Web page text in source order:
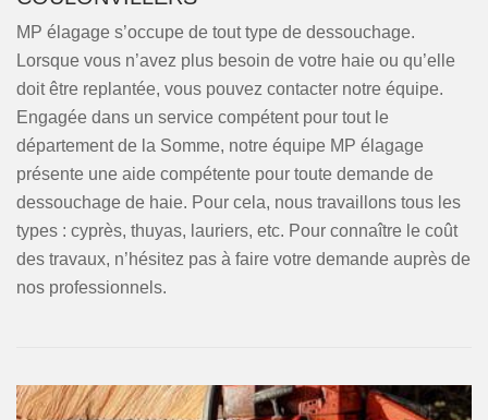
MP élagage s’occupe de tout type de dessouchage.
Lorsque vous n’avez plus besoin de votre haie ou qu’elle
doit être replantée, vous pouvez contacter notre équipe.
Engagée dans un service compétent pour tout le
département de la Somme, notre équipe MP élagage
présente une aide compétente pour toute demande de
dessouchage de haie. Pour cela, nous travaillons tous les
types : cyprès, thuyas, lauriers, etc. Pour connaître le coût
des travaux, n’hésitez pas à faire votre demande auprès de
nos professionnels.